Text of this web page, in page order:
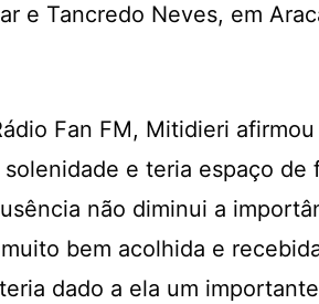
e Tancredo Neves, em
Fan FM, Mitidieri
e teria espaço de
não diminui a
bem acolhida e
dado a ela um